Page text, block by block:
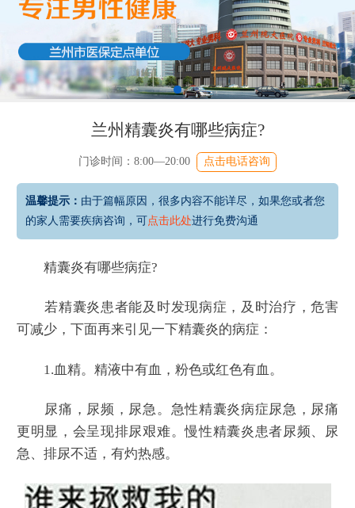
兰州精囊炎有哪些病症?
门诊时间：8:00—20:00 点击电话咨询
温馨提示： 由于篇幅原因，很多内容不能详尽，如果您或者您
的家人需要疾病咨询，可点击此处进行免费沟通
精囊炎有哪些病症?
若精囊炎患者能及时发现病症，及时治疗，危害
可减少，下面再来引见一下精囊炎的病症：
1.血精。精液中有血，粉色或红色有血。
尿痛，尿频，尿急。急性精囊炎病症尿急，尿痛
更明显，会呈现排尿艰难。慢性精囊炎患者尿频、尿
急、排尿不适，有灼热感。